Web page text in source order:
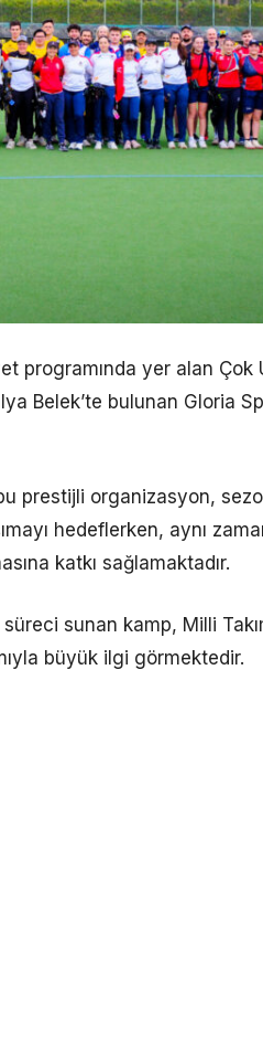
programında yer alan
Belek’te bulunan Gloria
prestijli organizasyon,
hedeflerken, aynı
katkı sağlamaktadır.
sunan kamp, Milli
büyük ilgi görmektedir.